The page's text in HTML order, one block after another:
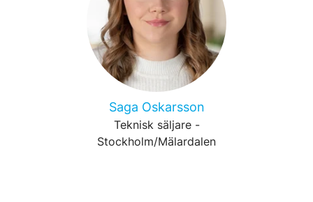
Saga Oskarsson
Teknisk säljare -
Stockholm/Mälardalen